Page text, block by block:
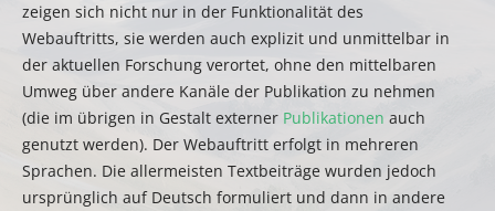
zeigen sich nicht nur in der Funktionalität des
Webauftritts, sie werden auch explizit und unmittelbar in
der aktuellen Forschung verortet, ohne den mittelbaren
Umweg über andere Kanäle der Publikation zu nehmen
(die im übrigen in Gestalt externer Publikationen auch
genutzt werden). Der Webauftritt erfolgt in mehreren
Sprachen. Die allermeisten Textbeiträge wurden jedoch
ursprünglich auf Deutsch formuliert und dann in andere